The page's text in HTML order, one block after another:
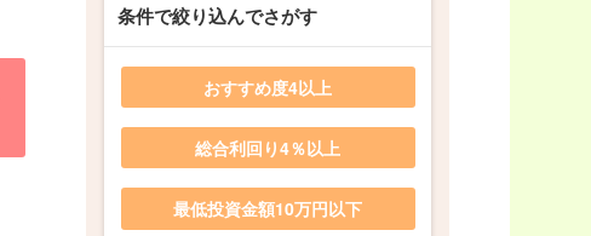
条件で絞り込んでさがす
おすすめ度4以上
総合利回り4％以上
最低投資金額10万円以下